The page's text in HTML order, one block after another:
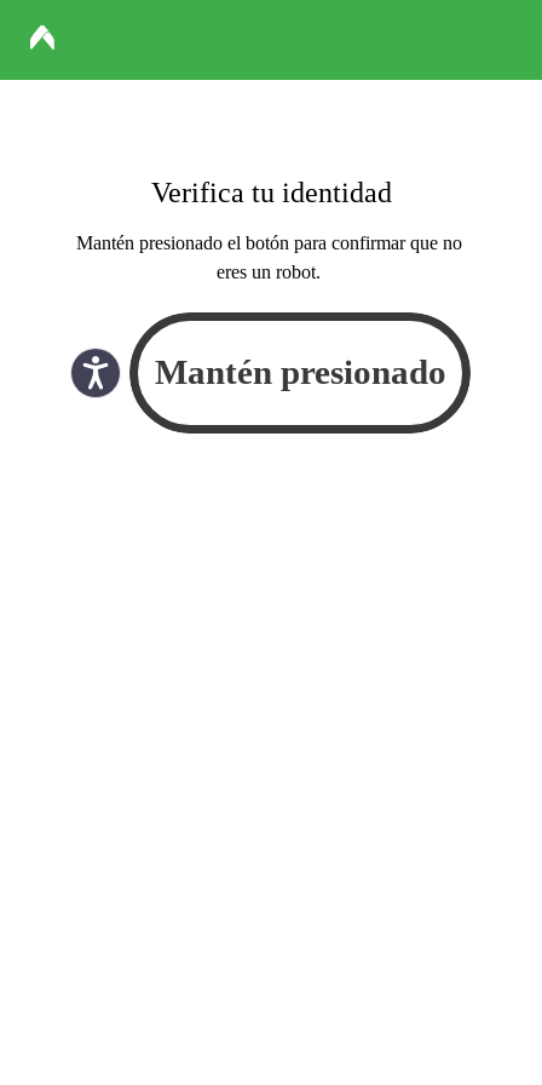
Verifica tu identidad
Mantén presionado el botón para confirmar que no
eres un robot.